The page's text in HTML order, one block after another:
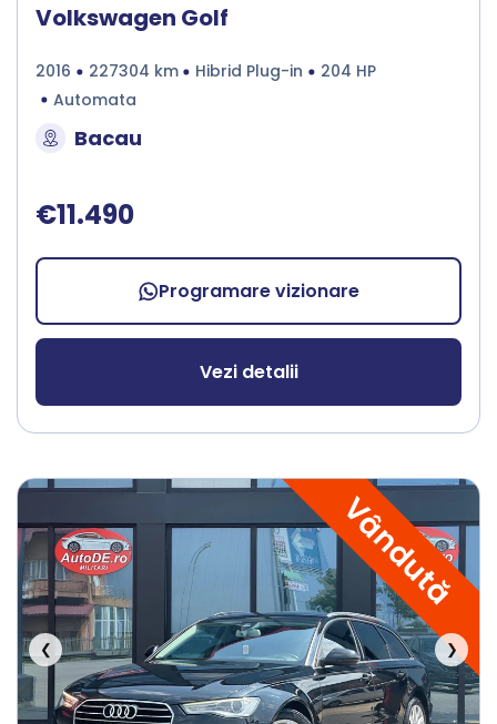
Volkswagen Golf
2016 227304 km Hibrid Plug-in
204 HP
Automata
Bacau
€11.490
Programare vizionare
Vezi detalii
Vândută
❮ ❯